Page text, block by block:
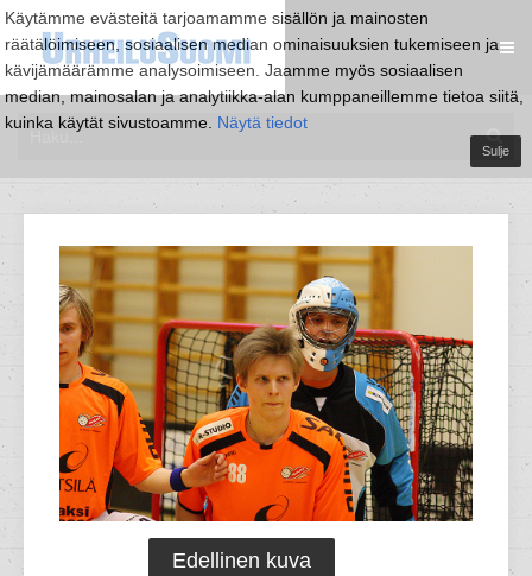
Käytämme evästeitä tarjoamamme sisällön ja mainosten
räätälöimiseen, sosiaalisen median ominaisuuksien tukemiseen ja
kävijämäärämme analysoimiseen. Jaamme myös sosiaalisen
median, mainosalan ja analytiikka-alan kumppaneillemme tietoa siitä,
kuinka käytät sivustoamme. Näytä tiedot
Sulje
Edellinen kuva